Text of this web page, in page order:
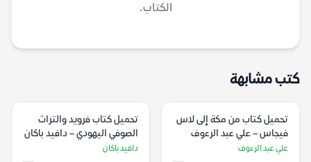
الكتاب.
كتب مشابهة
تحميل كتاب من مكة إلى لاس
فيجاس – علي عبد الرءوف
علي عبد الرءوف
تحميل كتاب فرويد والتراث
الصوفي اليهودي – دافيد باكان
دافيد باكان